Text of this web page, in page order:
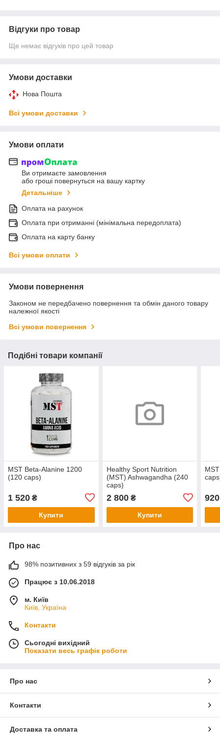
Відгуки про товар
Ще немає відгуків про цей товар
Умови доставки
Нова Пошта
Всі умови доставки
Умови оплати
Ви отримаєте замовлення
або гроші повернуться на вашу картку
Детальніше
Оплата на рахунок
Оплата при отриманні (мінімальна передоплата)
Оплата на карту банку
Всі умови оплати
Умови повернення
Законом не передбачено повернення та обмін даного товару
належної якості
Всі умови повернення
Подібні товари компанії
MST Beta-Alanine 1200
(120 caps)
1 520 ₴
Купити
Healthy Sport Nutrition
(MST) Ashwagandha (240
caps)
2 800₴
Купити
920
Про нас
98% позитивних з 59 відгуків за рік
Працює з 10.06.2018
м. Київ
Київ, Україна
Контакти
Сьогодні вихідний
Показати весь графік роботи
Про нас
Контакти
Доставка та оплата